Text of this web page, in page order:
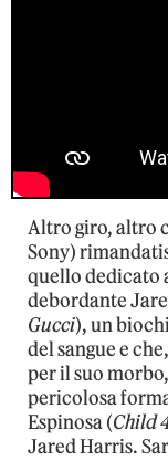
Altro giro, altro
Sony)
quello dedicato
debordante
Gucci), un
del sangue e
per il suo
pericolosa
Espinosa (Child
Jared Harris.